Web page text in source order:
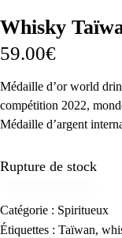
Whisky
59.00€
Médaille d’or world
compétition 2022,
Médaille d’argent
Rupture de stock
Catégorie : Spiritueux
Étiquettes : Taïwan,